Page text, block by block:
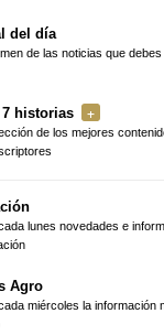
del día
de las noticias que
historias
de los mejores
lunes novedades e
Agro
miércoles la información